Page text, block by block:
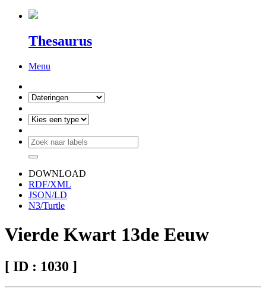
Thesaurus
Menu
DOWNLOAD
RDF/XML
JSON/LD
N3/Turtle
Vierde Kwart 13de Eeuw
[ ID : 1030 ]